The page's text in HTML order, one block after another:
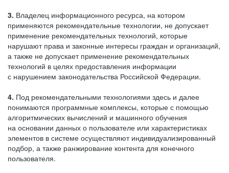
3. Владелец информационного ресурса, на котором
применяются рекомендательные технологии, не допускает
применение рекомендательных технологий, которые
нарушают права и законные интересы граждан и организаций,
а также не допускает применение рекомендательных
технологий в целях предоставления информации
с нарушением законодательства Российской Федерации.
4. Под рекомендательными технологиями здесь и далее
понимаются программные комплексы, которые с помощью
алгоритмических вычислений и машинного обучения
на основании данных о пользователе или характеристиках
элементов в системе осуществляют индивидуализированный
подбор, а также ранжирование контента для конечного
пользователя.